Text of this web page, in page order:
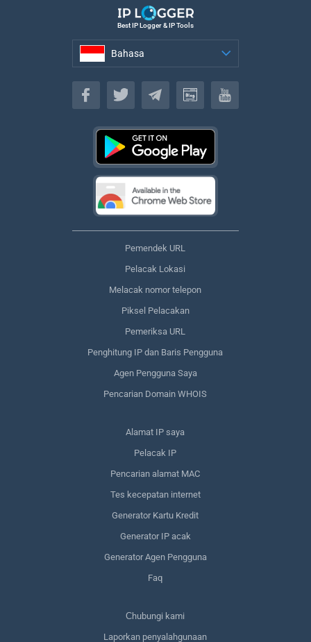
Best IP Logger & IP Tools
Bahasa
Bahasa
Pemendek URL
Pelacak Lokasi
Melacak nomor telepon
Piksel Pelacakan
Pemeriksa URL
Penghitung IP dan Baris Pengguna
Agen Pengguna Saya
Pencarian Domain WHOIS
Alamat IP saya
Pelacak IP
Pencarian alamat MAC
Tes kecepatan internet
Generator Kartu Kredit
Generator IP acak
Generator Agen Pengguna
Faq
Сhubungi kami
Laporkan penyalahgunaan